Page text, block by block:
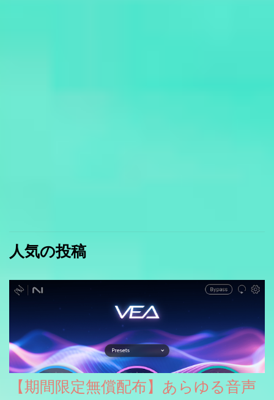
人気の投稿
【期間限定無償配布】あらゆる音声